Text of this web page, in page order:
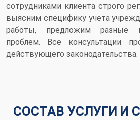
сотрудниками клиента строго
выясним специфику учета
работы, предложим разные
проблем. Все консультации
действующего законодательства.
СОСТАВ УСЛУГИ И